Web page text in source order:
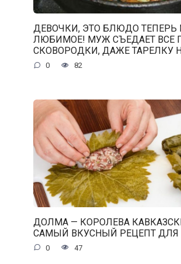
ДЕВОЧКИ, ЭТО БЛЮДО ТЕПЕРЬ
ЛЮБИМОЕ! МУЖ СЪЕДАЕТ ВСЕ
СКОВОРОДКИ, ДАЖЕ ТАРЕЛКУ
0 82
ДОЛМА — КОРОЛЕВА
САМЫЙ ВКУСНЫЙ РЕЦЕПТ ДЛЯ
0 47